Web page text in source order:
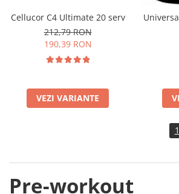
Cellucor C4 Ultimate 20 serv
212,79 RON
190,39 RON
VEZI VARIANTE
1
Pre-workout